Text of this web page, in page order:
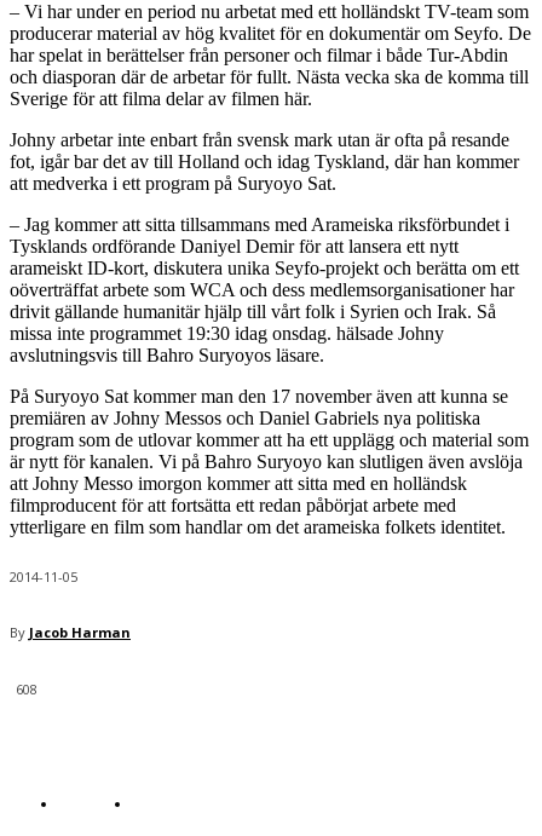
– Vi har under en period nu arbetat med ett holländskt TV-team som
producerar material av hög kvalitet för en dokumentär om Seyfo. De
har spelat in berättelser från personer och filmar i både Tur-Abdin
och diasporan där de arbetar för fullt. Nästa vecka ska de komma till
Sverige för att filma delar av filmen här.
Johny arbetar inte enbart från svensk mark utan är ofta på resande
fot, igår bar det av till Holland och idag Tyskland, där han kommer
att medverka i ett program på Suryoyo Sat.
– Jag kommer att sitta tillsammans med Arameiska riksförbundet i
Tysklands ordförande Daniyel Demir för att lansera ett nytt
arameiskt ID-kort, diskutera unika Seyfo-projekt och berätta om ett
oöverträffat arbete som WCA och dess medlemsorganisationer har
drivit gällande humanitär hjälp till vårt folk i Syrien och Irak. Så
missa inte programmet 19:30 idag onsdag. hälsade Johny
avslutningsvis till Bahro Suryoyos läsare.
På Suryoyo Sat kommer man den 17 november även att kunna se
premiären av Johny Messos och Daniel Gabriels nya politiska
program som de utlovar kommer att ha ett upplägg och material som
är nytt för kanalen. Vi på Bahro Suryoyo kan slutligen även avslöja
att Johny Messo imorgon kommer att sitta med en holländsk
filmproducent för att fortsätta ett redan påbörjat arbete med
ytterligare en film som handlar om det arameiska folkets identitet.
2014-11-05
By Jacob Harman
608
COOKIES